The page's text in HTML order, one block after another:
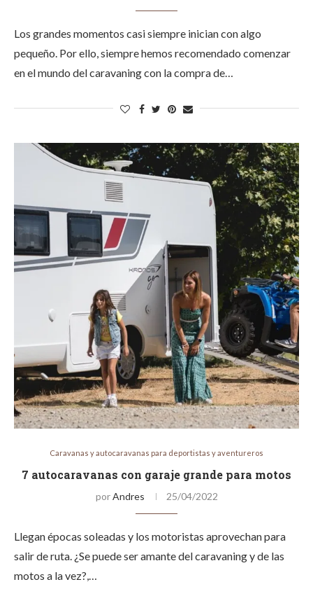
Los grandes momentos casi siempre inician con algo
pequeño. Por ello, siempre hemos recomendado comenzar
en el mundo del caravaning con la compra de…
Caravanas y autocaravanas para deportistas y aventureros
7 autocaravanas con garaje grande para motos
porAndres 25/04/2022
Llegan épocas soleadas y los motoristas aprovechan para
salir de ruta. ¿Se puede ser amante del caravaning y de las
motos a la vez?,…